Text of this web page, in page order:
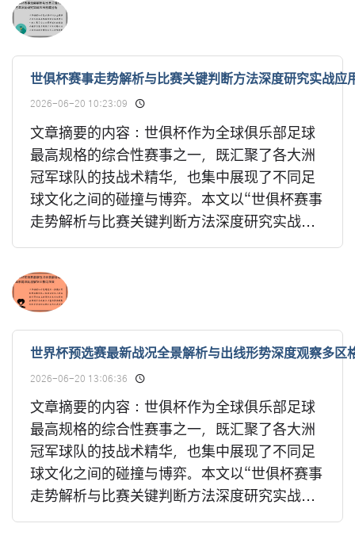
世俱杯赛事走势解析与比赛关键判断方法深度研究实战应
2026-06-20 10:23:09
文章摘要的内容：世俱杯作为全球俱乐部足球
最高规格的综合性赛事之一，既汇聚了各大洲
冠军球队的技战术精华，也集中展现了不同足
球文化之间的碰撞与博弈。本文以“世俱杯赛事
走势解析与比赛关键判断方法深度研究实战...
世界杯预选赛最新战况全景解析与出线形势深度观察多区
2026-06-20 13:06:36
文章摘要的内容：世俱杯作为全球俱乐部足球
最高规格的综合性赛事之一，既汇聚了各大洲
冠军球队的技战术精华，也集中展现了不同足
球文化之间的碰撞与博弈。本文以“世俱杯赛事
走势解析与比赛关键判断方法深度研究实战...